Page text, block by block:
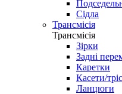
Сідла
Трансмісія
Трансмісія
Зірки
Задні
Каретки
Касети/
Ланцюги